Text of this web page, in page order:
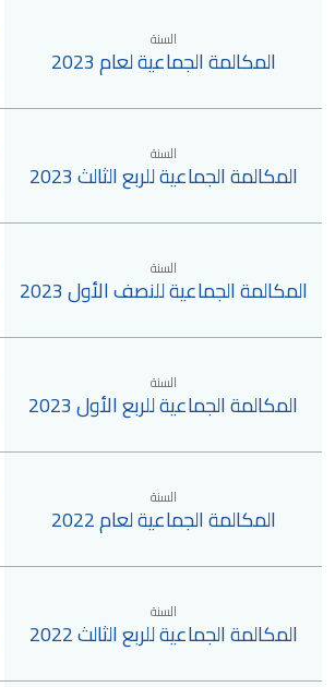
السنة
المكالمة الجماعية لعام 2023
السنة
المكالمة الجماعية للربع الثالث 2023
السنة
المكالمة الجماعية للنصف الأول 2023
السنة
المكالمة الجماعية للربع الأول 2023
السنة
المكالمة الجماعية لعام 2022
السنة
المكالمة الجماعية للربع الثالث 2022